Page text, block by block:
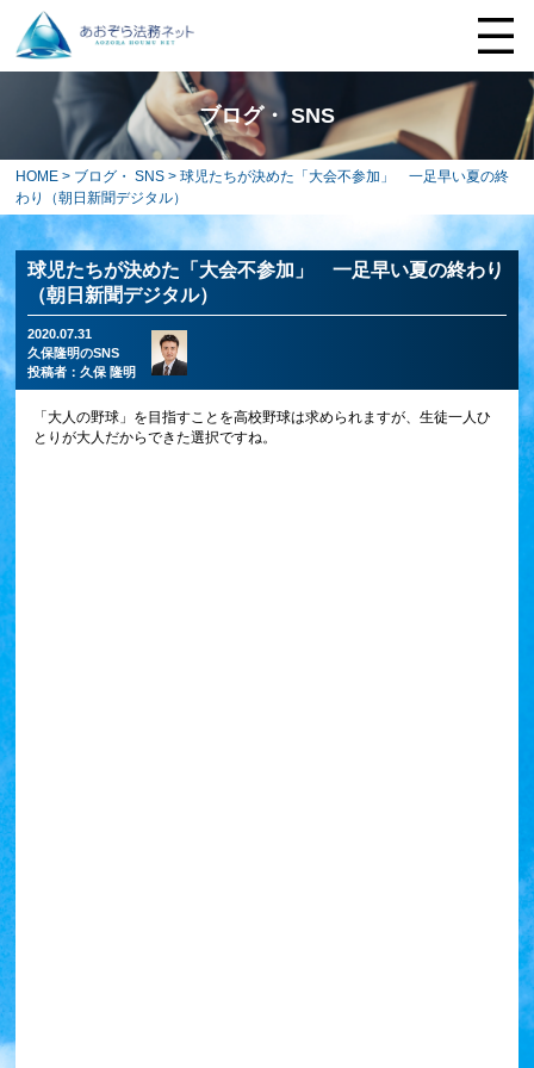
ブログ・ SNS
HOME > ブログ・ SNS > 球児たちが決めた「大会不参加」 一足早い夏の終
わり（朝日新聞デジタル）
球児たちが決めた「大会不参加」 一足早い夏の終わり
（朝日新聞デジタル）
2020.07.31
久保隆明のSNS
投稿者：久保 隆明
「大人の野球」を目指すことを高校野球は求められますが、生徒一人ひ
とりが大人だからできた選択ですね。